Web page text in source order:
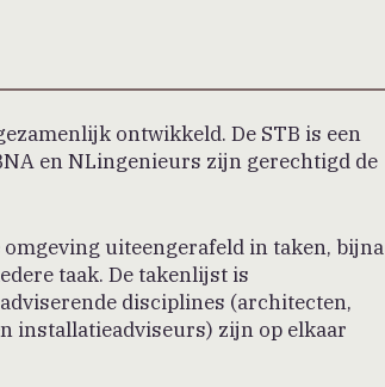
ontwikkeld. De STB is een
en NLingenieurs zijn gerechtigd de
uiteengerafeld in taken, bijna
taak. De takenlijst is
disciplines (architecten,
installatieadviseurs) zijn op elkaar